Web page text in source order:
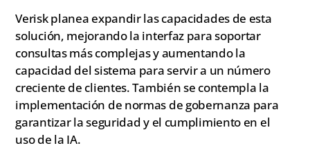
Verisk planea expandir las capacidades de esta
solución, mejorando la interfaz para soportar
consultas más complejas y aumentando la
capacidad del sistema para servir a un número
creciente de clientes. También se contempla la
implementación de normas de gobernanza para
garantizar la seguridad y el cumplimiento en el
uso de la IA.